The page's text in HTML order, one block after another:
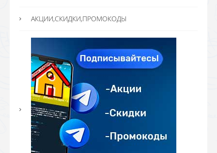
АКЦИИ,СКИДКИ,ПРОМОКОДЫ